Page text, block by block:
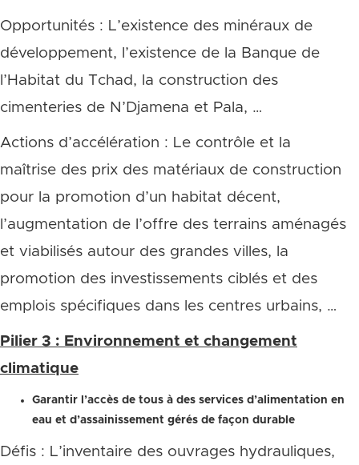
Opportunités : L’existence des minéraux de
développement, l’existence de la Banque de
l’Habitat du Tchad, la construction des
cimenteries de N’Djamena et Pala, …
Actions d’accélération : Le contrôle et la
maîtrise des prix des matériaux de construction
pour la promotion d’un habitat décent,
l’augmentation de l’offre des terrains aménagés
et viabilisés autour des grandes villes, la
promotion des investissements ciblés et des
emplois spécifiques dans les centres urbains, …
Pilier 3 : Environnement et changement
climatique
Garantir l’accès de tous à des services d’alimentation en
eau et d’assainissement gérés de façon durable
Défis : L’inventaire des ouvrages hydrauliques,